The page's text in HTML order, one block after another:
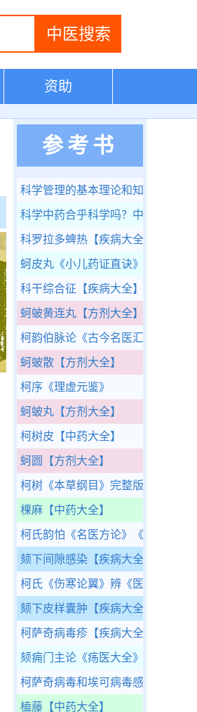
资助
参考书
科学管理的基本理论和知识
科学中药合乎科学吗？中药是否应
科罗拉多蜱热 【疾病大全】
蚵皮丸 《小儿药证直诀》
科干综合征 【疾病大全】
蚵蚾黄连丸 【方剂大全】
柯韵伯脉论 《古今名医汇粹》
蚵蚾散 【方剂大全】
柯序 《理虚元鉴》
蚵蚾丸 【方剂大全】
柯树皮 【中药大全】
蚵圆 【方剂大全】
柯树 《本草纲目》完整版
棵麻 【中药大全】
柯氏韵怕《名医方论》 《专治麻痧
颏下间隙感染 【疾病大全】
柯氏《伤寒论翼》辨 《医学读书记
颏下皮样囊肿 【疾病大全】
柯萨奇病毒疹 【疾病大全】
颏痈门主论 《疡医大全》
柯萨奇病毒和埃可病毒感染
榼藤 【中药大全】